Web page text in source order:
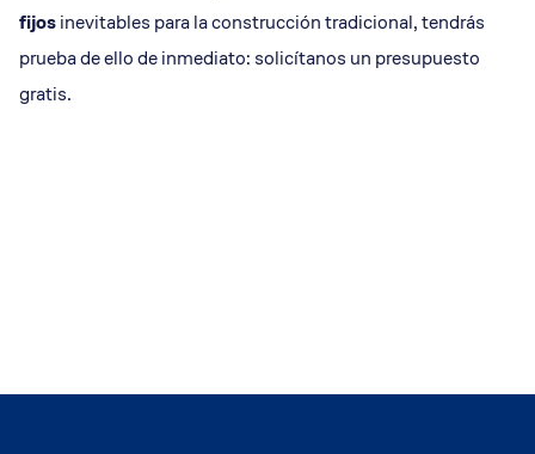
fijosinevitables para la construcción tradicional, tendrás
prueba de ello de inmediato: solicítanos un presupuesto
gratis.